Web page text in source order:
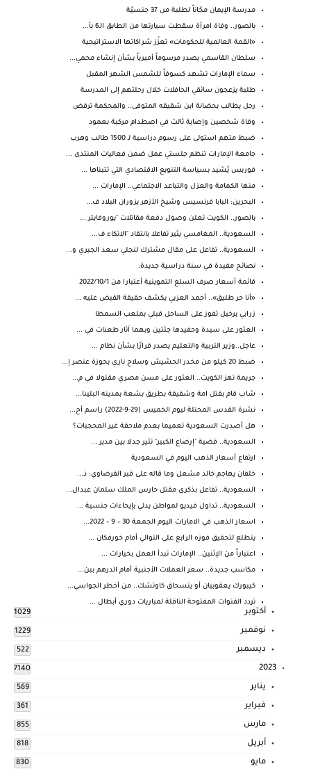
مدرسة الإيمان مجّاناً لطلبة من 37 جنسيّة
بالصور.. وفاة امرأة سقطت سيارتها من الطابق الـ6 بأ...
«القمة العالمية للحكومات» تعزّز شراكاتها الاستراتيجية
سلطان القاسمي يصدر مرسوماً أميرياً بشأن إنشاء محمي...
سماء الإمارات تشهد كسوفاً للشمس الشهر المقبل
طلبة يزعجون سائقي الحافلات خلال رحلتهم إلى المدرسة
رجل يطالب بحضانة ابن شقيقه المتوفى.. والمحكمة ترفض
وفاة شخصين وإصابة ثالث في اصطدام مركبة بعمود
ضبط متهم استولى على رسوم دراسية لـ 1500 طالب وهرب
جامعة الإمارات تنظم جلستي عمل ضمن فعاليات المنتدى ...
فوربس يُشيد بسياسة التنويع الاقتصادي التي تتبناها ...
منها الكمامة والعزل والتباعد الاجتماعي.. الإمارات ...
البحرين: البابا فرنسيس وشيخ الأزهر يزوران البلاد ف...
بالصور.. الكويت تعلن وصول دفعة مقاتلات "يوروفايتر ...
السعودية.. المغامسي يثير تفاعلا بانتقاد "الاتكاء ف...
السعودية.. تفاعل على مقال مشترك لنجلي سعد الجبري و...
نصائح مفيدة في سنة دراسية جديدة:
قائمة أسعار صرف السلع التموينية أعتبارا من 2022/10/1
«أنا حر طليق».. أحمد العزبي يكشف حقيقة القبض عليه ...
زرابي برخيل تفوز على الساحل قبلي بملعب السمطا
العثور على سيدة وحفيدها جثتين وبهما آثار طعنات في ...
عاجل..وزير التربية والتعليم يصدر قرارًا بشأن نظام ...
ضبط 20 كيلو من مخدر الحشيش وسلاح ناري بحوزة عنصر إ...
جريمة تهز الكويت.. العثور على مسن مصري مقتولا في م...
شاب قام بقتل امة وشقيقة بطريق بشعة بمدينه البلينا...
نشرة القدس المحتلة ليوم الخميس (29-9-2022) راسم أح...
هل أصدرت السعودية تعميما بعدم ملاحقة غير المحجبات؟
السعودية.. قضية "إرضاع الكبير" تثير جدلا بين مدير ...
ارتفاع أسعار الذهب اليوم في السعودية
خلفان يهاجم خالد مشعل وما قاله على قبر القرضاوي: ذ...
السعودية.. تفاعل بذكرى مقتل حارس الملك سلمان عبدال...
السعودية.. تداول فيديو لمواطن يدلي بإيحاءات جنسية ...
اسعار الذهب في الامارات اليوم الجمعة 30 – 9 – 2022...
يتطلع لتحقيق فوزه الرابع على التوالي أمام خورفكان ...
اعتباراً من الإثنين.. الإمارات تبدأ العمل بخيارات ...
مكاسب جديدة.. سعر العملات الأجنبية أمام الدرهم ببن...
كيبورك يعقوبيان أو يتسحاق كاوتشك.. من أخطر الجواسي...
تردد القنوات المفتوحة الناقلة لمباريات دوري أبطال ...
أكتوبر 1029
نوفمبر 1229
ديسمبر 522
2023
7140
يناير 569
فبراير 361
مارس 855
أبريل 818
مايو 830